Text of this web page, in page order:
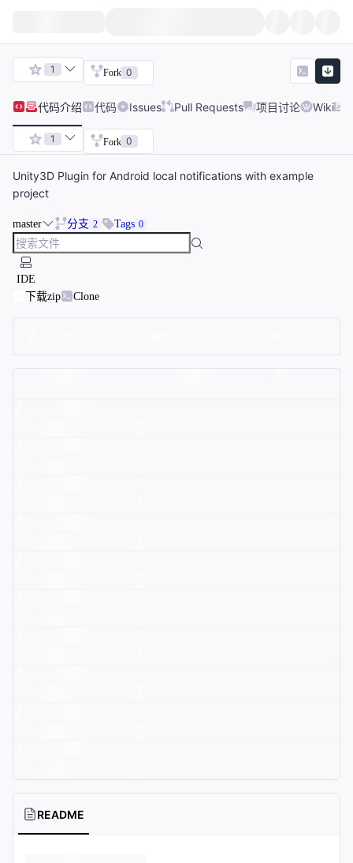
1 Fork 0
代码介绍 代码 Issues Pull Requests 项目讨论 Wiki
1 Fork 0
Unity3D Plugin for Android local notifications with example
project
master 分支 2 Tags 0
IDE
下载zip
Clone
README